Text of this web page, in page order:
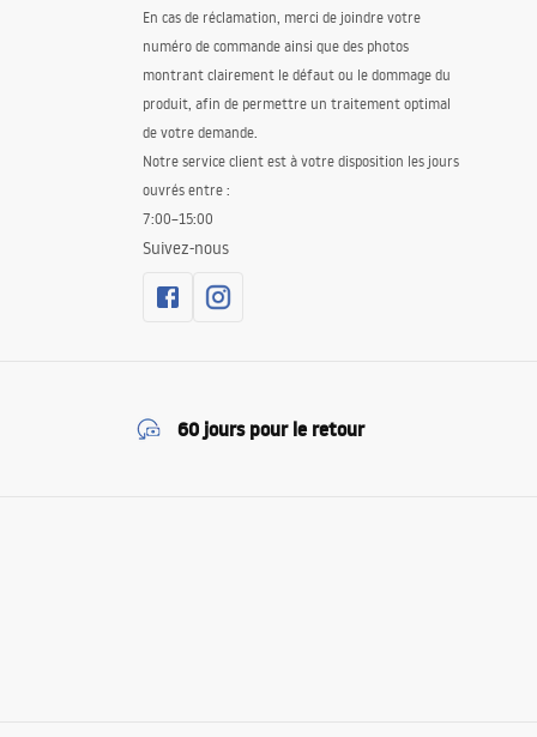
En cas de réclamation, merci de joindre votre
numéro de commande ainsi que des photos
montrant clairement le défaut ou le dommage du
produit, afin de permettre un traitement optimal
de votre demande.
Notre service client est à votre disposition les jours
ouvrés entre :
7:00–15:00
Suivez-nous
60 jours pour le retour